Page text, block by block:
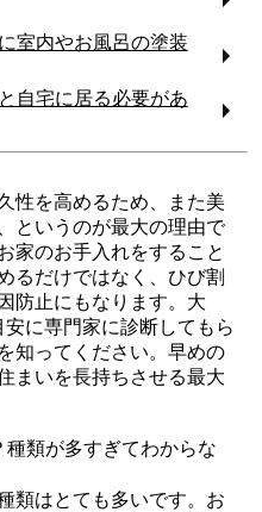
室内やお風呂の塗装
自宅に居る必要があ
性を高めるため、また美
というのが最大の理由で
家のお手入れをすること
るだけではなく、ひび割
防止にもなります。大
に専門家に診断してもら
知ってください。早めの
まいを長持ちさせる最大
類が多すぎてわからな
類はとても多いです。お